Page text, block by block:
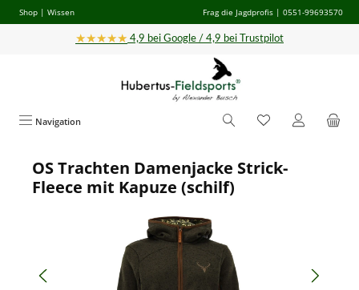
Zum Hauptinhalt springen
Shop | Wissen Frag die Jagdprofis | 0551-99693570
★★★★★ 4,9 bei Google / 4,9 bei Trustpilot
Navigation
Bildergalerie überspringen
OS Trachten Damenjacke Strick-
Fleece mit Kapuze (schilf)